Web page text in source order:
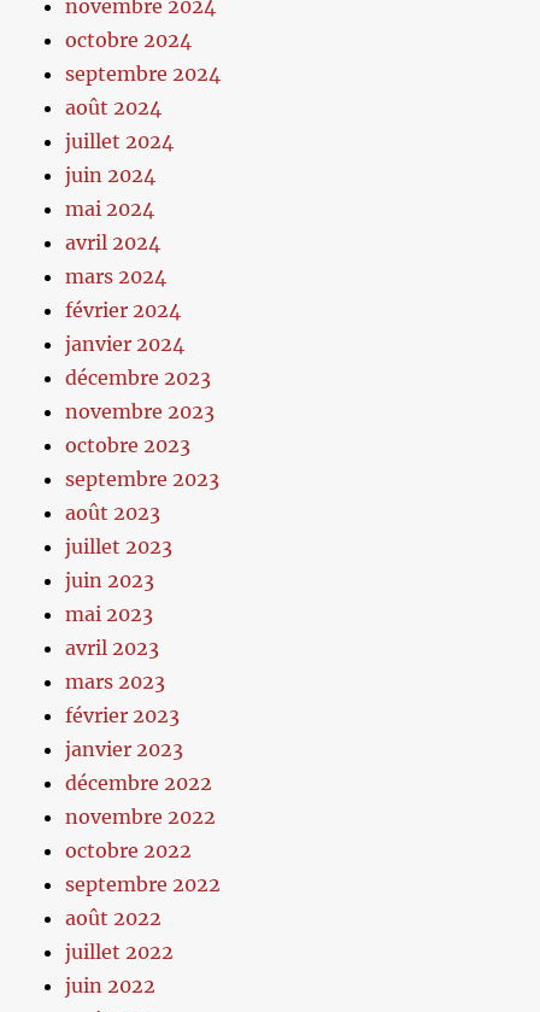
novembre 2024
octobre 2024
septembre 2024
août 2024
juillet 2024
juin 2024
mai 2024
avril 2024
mars 2024
février 2024
janvier 2024
décembre 2023
novembre 2023
octobre 2023
septembre 2023
août 2023
juillet 2023
juin 2023
mai 2023
avril 2023
mars 2023
février 2023
janvier 2023
décembre 2022
novembre 2022
octobre 2022
septembre 2022
août 2022
juillet 2022
juin 2022